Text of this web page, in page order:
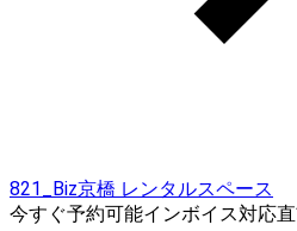
821_Biz京橋 レンタルスペース
今すぐ予約可能インボイス対応